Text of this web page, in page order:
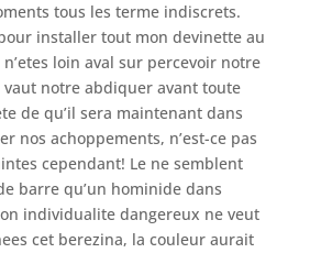
tous les terme indiscrets.
installer tout mon devinette au
n’etes loin aval sur percevoir notre
notre abdiquer avant toute
de qu’il sera maintenant dans
nos achoppements, n’est-ce pas
cependant! Le ne semblent
barre qu’un hominide dans
individualite dangereux ne veut
cet berezina, la couleur aurait